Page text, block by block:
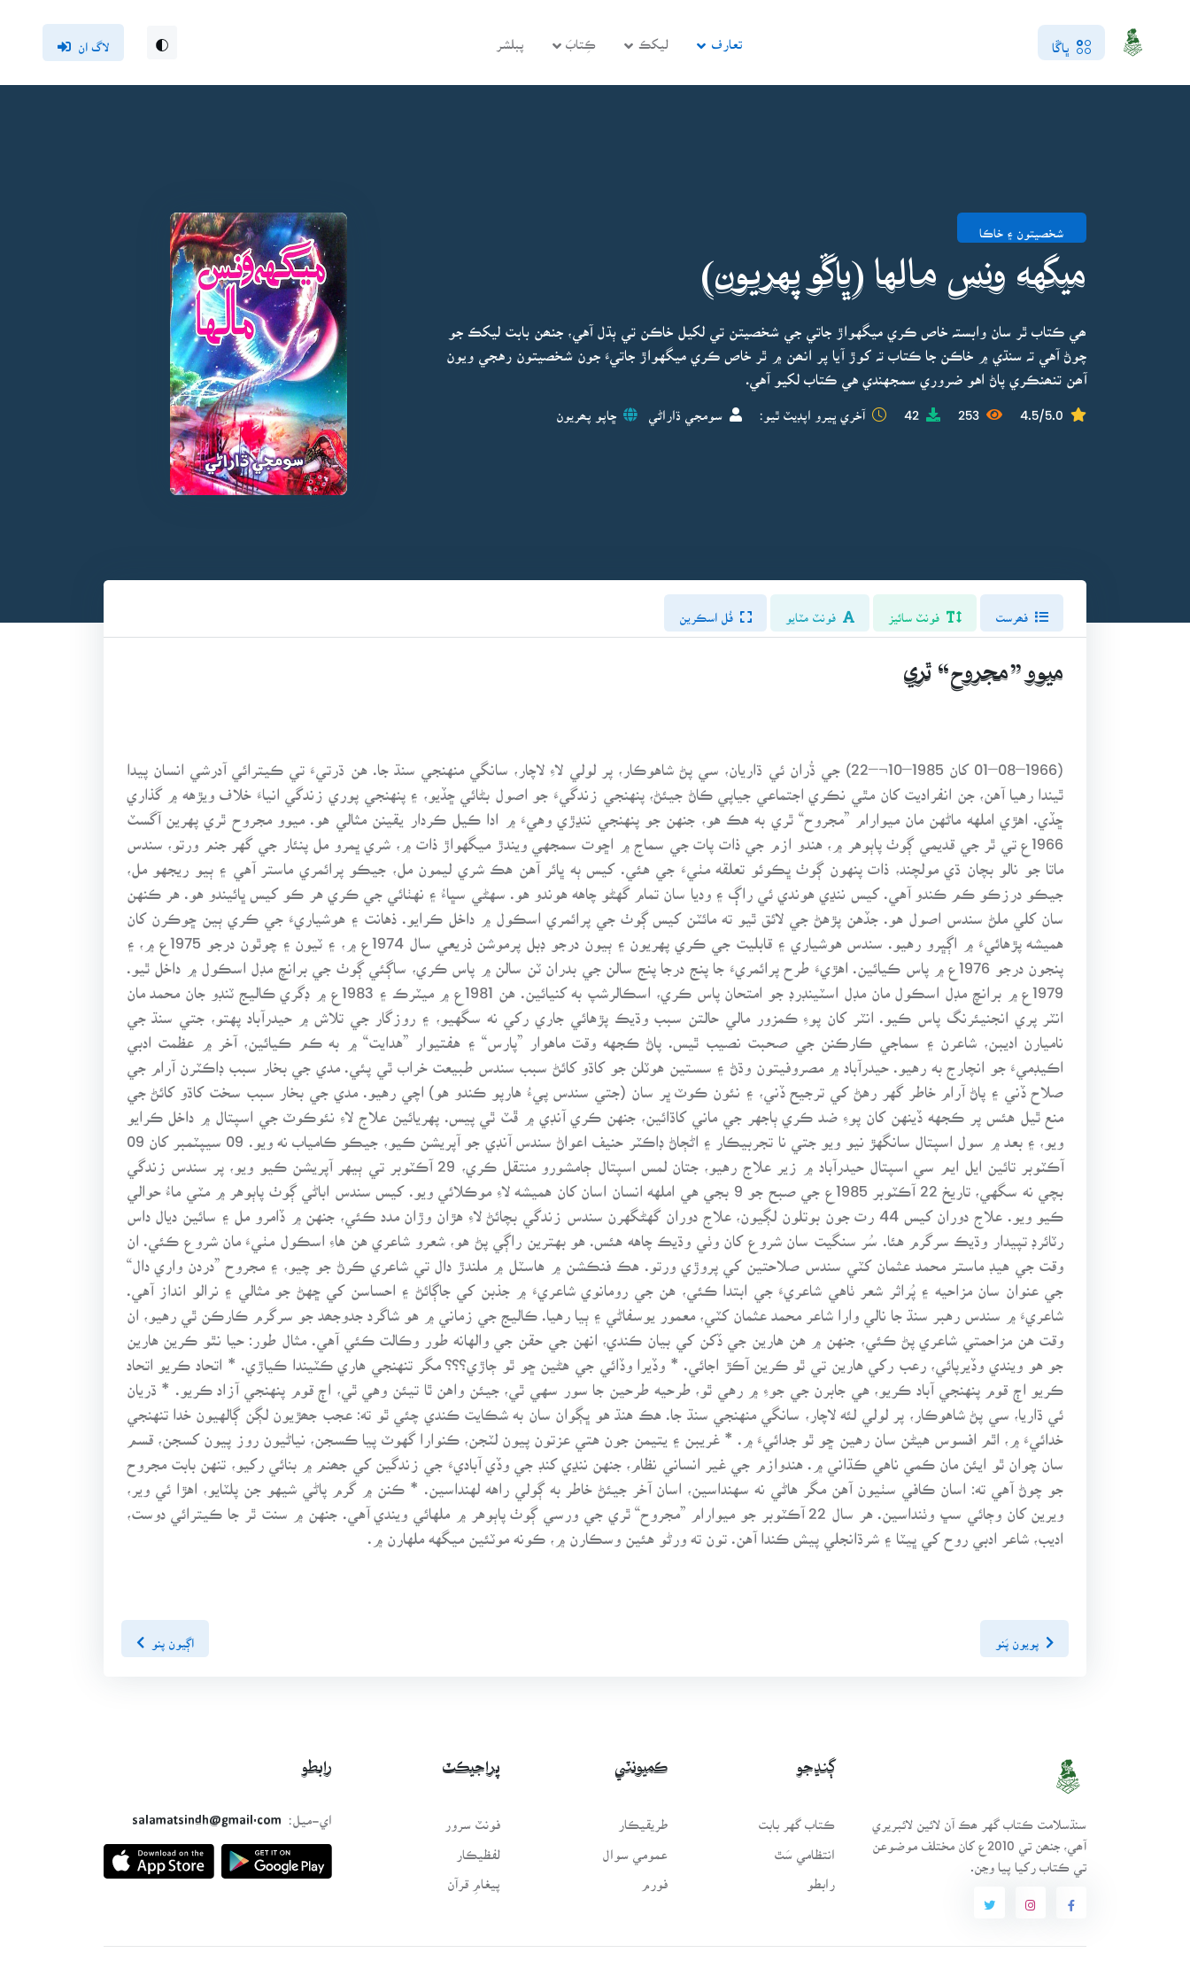
ڀاڱا تعارف ليکڪ ڪِتابَ پبلشر لاگ ان
شخصيتون ۽ خاڪا
ميگهه ونس مالها (ڀاڱو پهريون)
ھي ڪتاب ٿر سان وابستہ خاص ڪري ميگهواڙ جاتي جي شخصيتن تي لکيل خاڪن تي ٻڌل آهي، جنھن بابت ليکڪ جو
چوڻ آهي تہ سنڌي ۾ خاڪن جا ڪتاب تہ کوڙ آيا پر انھن ۾ ٿر خاص ڪري ميگهواڙ جاتيءَ جون شخصيتون رهجي ويون
آھن تنھنڪري پاڻ اهو ضروري سمجهندي هي ڪتاب لکيو آهي.
4.5/5.0
253
42 آخري ڀيرو اپڊيٽ ٿيو: سومجي ڌاراڻي ڇاپو پھريون
فونٽ سائيز فونٽ مٽايو فُل اسڪرين
ميوو ”مجروح“ ٿري
(1966–08–01 کان 1985–10¬–22) جي ڌُران ئي ڌاريان، سي پڻ شاهوڪار، پر لولي لاءِ لاچار، سانگي منهنجي سنڌ جا. هن ڌرتيءَ تي ڪيترائي آدرشي انسان پيدا
ٿيندا رهيا آهن، جن انفراديت کان مٿي نڪري اجتماعي جياپي ڪاڻ جيئڻ، پنهنجي زندگيءَ جو اصول بڻائي ڇڏيو، ۽ پنهنجي پوري زندگي انياءَ خلاف ويڙهه ۾ گذاري
ڇڏي. اهڙي املهه ماڻهن مان ميوارام ”مجروح“ ٿري به هڪ هو، جنهن جو پنهنجي ننڍڙي وهيءَ ۾ ادا ڪيل ڪردار يقينن مثالي هو. ميوو مجروح ٿري پهرين آگسٽ
1966ع تي ٿر جي قديمي ڳوٺ پاٻوهر ۾، هندو ازم جي ذات پات جي سماج ۾ اڇوت سمجهي ويندڙ ميگهواڙ ذات ۾، شري ڀمرو مل پنئار جي گهر جنم ورتو، سندس
ماتا جو نالو بچان ڌي مولچند، ذات پنهون ڳوٺ ڀڪوئو تعلقه مٺيءَ جي هئي. کيس ٻه ڀائر آهن هڪ شري ليمون مل، جيڪو پرائمري ماستر آهي ۽ ٻيو ريجهو مل،
جيڪو درزڪو ڪم ڪندو آهي. کيس ننڍي هوندي ئي راڳ ۽ وديا سان تمام گهڻو چاهه هوندو هو. سهڻي سڀاءُ ۽ نهٺائي جي ڪري هر ڪو کيس ڀائيندو هو. هر ڪنهن
سان کلي ملڻ سندس اصول هو. جڏهن پڙهڻ جي لائق ٿيو ته مائٽن کيس ڳوٺ جي پرائمري اسڪول ۾ داخل ڪرايو. ذهانت ۽ هوشياريءَ جي ڪري ٻين ڇوڪرن کان
پنجون درجو 1976ع ۾ پاس ڪيائين. اهڙيءَ طرح پرائمريءَ جا پنج درجا پنج سالن جي بدران ٽن سالن ۾ پاس ڪري، ساڳئي ڳوٺ جي برانچ مڊل اسڪول ۾ داخل ٿيو.
1979ع ۾ برانچ مڊل اسڪول مان مڊل اسٽينڊرڊ جو امتحان پاس ڪري، اسڪالرشپ به کنيائين. هن 1981ع ۾ ميٽرڪ ۽ 1983ع ۾ ڊگري ڪاليج ٽنڊو جان محمد مان
انٽر پري انجنيئرنگ پاس ڪيو. انٽر کان پوءِ ڪمزور مالي حالتن سبب وڌيڪ پڙهائي جاري رکي نه سگهيو، ۽ روزگار جي تلاش ۾ حيدرآباد پهتو، جتي سنڌ جي
ناميارن اديبن، شاعرن ۽ سماجي ڪارڪنن جي صحبت نصيب ٿيس. پاڻ ڪجهه وقت ماهوار ”پارس“ ۽ هفتيوار ”هدايت“ ۾ به ڪم ڪيائين، آخر ۾ عظمت ادبي
اڪيڊميءَ جو انچارج به رهيو. حيدرآباد ۾ مصروفيتون وڌڻ ۽ سستين هوٽلن جو کاڌو کائڻ سبب سندس طبيعت خراب ٿي پئي. مدي جي بخار سبب ڊاڪٽرن آرام جي
صلاح ڏني ۽ پاڻ آرام خاطر گهر رهڻ کي ترجيح ڏني، ۽ نئون ڪوٽ ڀر سان (جتي سندس پيءُ هارپو ڪندو هو) اچي رهيو. مدي جي بخار سبب سخت کاڌو کائڻ جي
منع ٿيل هئس پر ڪجهه ڏينهن کان پوءِ ضد ڪري ٻاجهر جي ماني کاڌائين، جنهن ڪري آنڊي ۾ ڦٽ ٿي پيس. پهريائين علاج لاءِ نئوڪوٽ جي اسپتال ۾ داخل ڪرايو
آڪٽوبر تائين ايل ايم سي اسپتال حيدرآباد ۾ زير علاج رهيو، جتان لمس اسپتال ڄامشورو منتقل ڪري، 29 آڪٽوبر تي ٻيهر آپريشن ڪيو ويو، پر سندس زندگي
بچي نه سگهي، تاريخ 22 آڪٽوبر 1985ع جي صبح جو 9 بجي هي املهه انسان اسان کان هميشه لاءِ موڪلائي ويو. کيس سندس اباڻي ڳوٺ پاٻوهر ۾ مٽي ماءُ حوالي
ڪيو ويو. علاج دوران کيس 44 رت جون بوتلون لڳيون، علاج دوران گهڻگهرن سندس زندگي بچائڻ لاءِ هڙان وڙان مدد ڪئي، جنهن ۾ ڏامرو مل ۽ سائين ديال داس
رٽائرڊ تپيدار وڌيڪ سرگرم هئا. سُر سنگيت سان شروع کان وٺي وڌيڪ چاهه هئس. هو بهترين راڳي پڻ هو، شعرو شاعري هن هاءِ اسڪول مٺيءَ مان شروع ڪئي. ان
وقت جي هيڊ ماستر محمد عثمان کٽي سندس صلاحتين کي پروڙي ورتو. هڪ فنڪشن ۾ هاسٽل ۾ ملندڙ دال تي شاعري ڪرڻ جو چيو، ۽ مجروح ”دردن واري دال“
جي عنوان سان مزاحيه ۽ پُراثر شعر ٺاهي شاعريءَ جي ابتدا ڪئي، هن جي رومانوي شاعريءَ ۾ جذبن کي جاڳائڻ ۽ احساسن کي ڇهڻ جو مثالي ۽ نرالو انداز آهي.
شاعريءَ ۾ سندس رهبر سنڌ جا نالي وارا شاعر محمد عثمان کٽي، معمور يوسفاڻي ۽ ٻيا رهيا. ڪاليج جي زماني ۾ هو شاگرد جدوجھد جو سرگرم ڪارڪن ٿي رهيو، ان
وقت هن مزاحمتي شاعري پڻ ڪئي، جنهن ۾ هن هارين جي ڏکن کي بيان ڪندي، انهن جي حقن جي والهانه طور وڪالت ڪئي آهي. مثال طور: حيا نٿو ڪرين هارين
جو هو ويندي وڏيرپائي، رعب رکي هارين تي ٿو ڪرين آڪڙ اجائي. * وڏيرا وڏائي جي هڻين ڇو ٿو ڄاڙي؟؟؟ مگر تنهنجي هاري ڪٽيندا ڪياڙي. * اتحاد ڪريو اتحاد
ڪريو اڄ قوم پنهنجي آباد ڪريو، هي جابرن جي جوءِ ۾ رهي ٿو، طرحيه طرحين جا سور سهي ٿي، جيئن واهن ٿا تيئن وهي ٿي، اڄ قوم پنهنجي آزاد ڪريو. * ڌريان
ئي ڌاريا، سي پڻ شاهوڪار، پر لولي لئه لاچار، سانگي منهنجي سنڌ جا. هڪ هنڌ هو ڀڳوان سان به شڪايت ڪندي چئي ٿو ته: عجب جھڙيون لڳن ڳالهيون خدا تنهنجي
خدائيءَ ۾، اٿم افسوس هيڻن سان رهين ڇو ٿو جدائيءَ ۾. * غريبن ۽ يتيمن جون هتي عزتون پيون لٽجن، ڪنوارا گهوٽ پيا ڪسجن، نياڻيون روز پيون کسجن، قسم
سان چوان ٿو ايئن مان ڪمي ناهي ڪڌاني ۾. هندوازم جي غير انساني نظام، جنهن ننڍي کنڊ جي وڏي آباديءَ جي زندگين کي جھنم ۾ بنائي رکيو، تنهن بابت مجروح
جو چوڻ آهي ته: اسان ڪافي سٺيون آهن مگر هاڻي نه سهنداسين، اسان آخر جيئڻ خاطر به ڳولي راهه لهنداسين. * ڪنن ۾ گرم پاڻي شيهو جن پلٽايو، اهڙا ئي وير،
ويرين کان وڄائي سڀ وٺنداسين. هر سال 22 آڪٽوبر جو ميوارام ”مجروح“ ٿري جي ورسي ڳوٺ پاٻوهر ۾ ملهائي ويندي آهي. جنهن ۾ سنت ٿر جا ڪيترائي دوست،
اديب، شاعر ادبي روح کي ڀيٽا ۽ شرڌانجلي پيش ڪندا آهن. تون ته ورڻو هئين وسڪارن ۾، ڪونه موٽئين ميگهه ملهارن ۾.
پويون پَنو اڳيون پنو
سنڌسلامت ڪتاب گهر ھڪ آن لائين لائبريري
آھي، جنھن تي 2010ع کان مختلف موضوعن
تي ڪتاب رکيا پيا وڃن.
ڳنڍجو
ڪتاب گهر بابت
انتظامي سَٿ
رابطو
ڪميونٽي
طريقيڪار
عمومي سوال
فورم
پراجيڪٽ
فونٽ سرور
لفظيڪار
پيغامِ قرآن
رابطو
اي-ميل:
salamatsindh@gmail.com